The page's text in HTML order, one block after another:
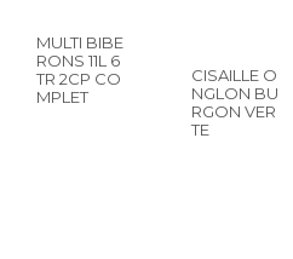
MULTI BIBE
RONS 11L 6
TR 2CP CO
MPLET
CISAILLE O
NGLON BU
RGON VER
TE